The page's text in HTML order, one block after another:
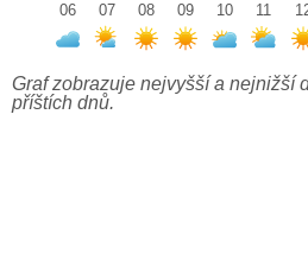
06
07
08
09
10
11
Graf zobrazuje nejvyšší a nejnižší
příštích dnů.